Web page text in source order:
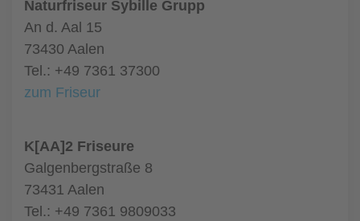
Naturfriseur Sybille Grupp
An d. Aal 15
73430 Aalen
Tel.: +49 7361 37300
zum Friseur
K[AA]2 Friseure
Galgenbergstraße 8
73431 Aalen
Tel.: +49 7361 9809033